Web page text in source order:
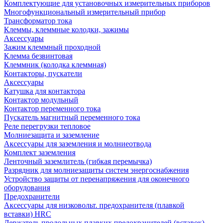
Комплектующие для установочных измерительных приборов
Многофункциональный измерительный прибор
Трансформатор тока
Клеммы, клеммные колодки, зажимы
Аксессуары
Зажим клеммный проходной
Клемма безвинтовая
Клеммник (колодка клеммная)
Контакторы, пускатели
Аксессуары
Катушка для контактора
Контактор модульный
Контактор переменного тока
Пускатель магнитный переменного тока
Реле перегрузки тепловое
Молниезащита и заземление
Аксессуары для заземления и молниеотвода
Комплект заземления
Ленточный заземлитель (гибкая перемычка)
Разрядник для молниезащиты систем энергоснабжения
Устройство защиты от перенапряжения для оконечного
оборудования
Предохранители
Аксессуары для низковольт. предохранителя (плавкой
вставки) HRC